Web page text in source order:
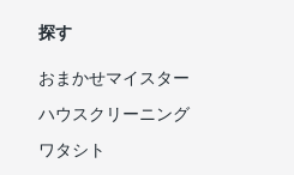
探す
おまかせマイスター
ハウスクリーニング
ワタシト